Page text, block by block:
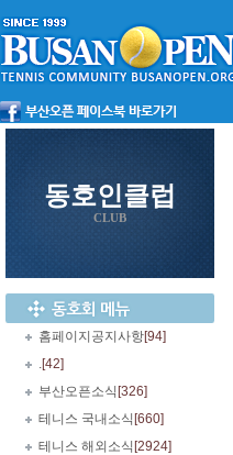
동호인클럽
CLUB
홈페이지공지사항[94]
.[42]
부산오픈소식 [326]
테니스 국내소식 [660]
테니스 해외소식 [2924]